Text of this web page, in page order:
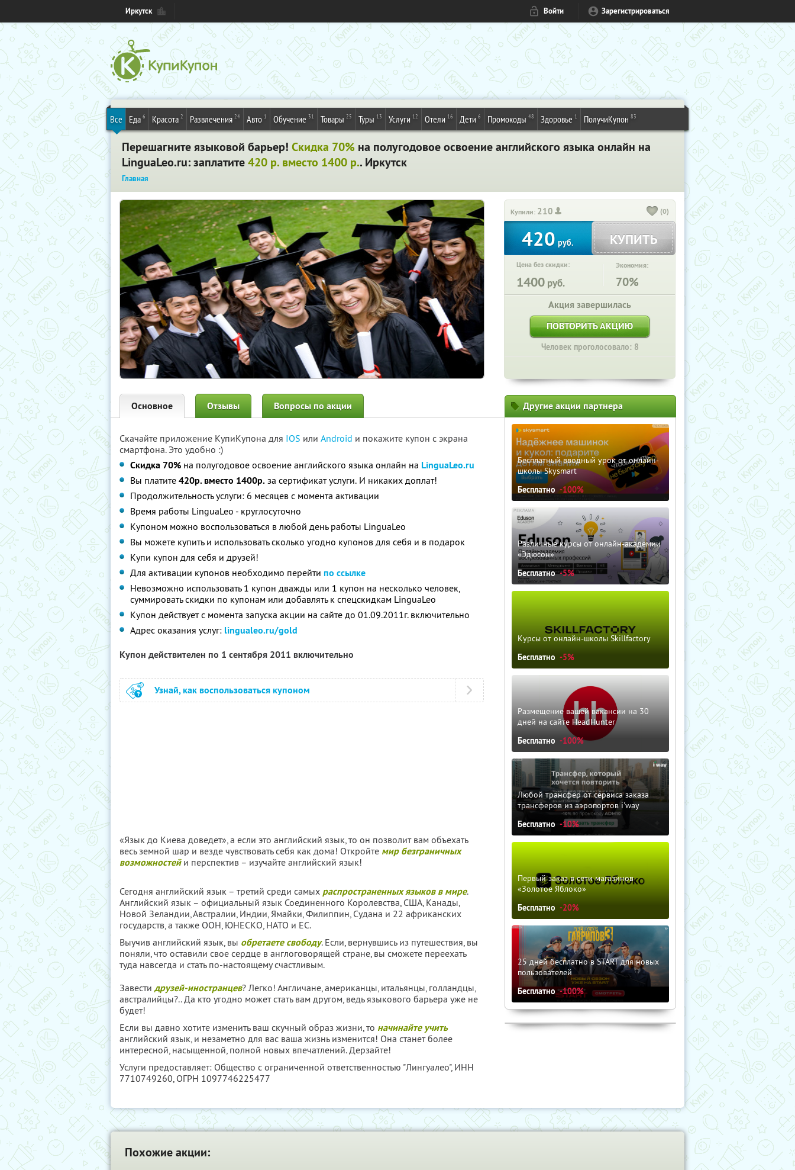
Иркутск Войти Зарегистрироваться
Все Еда 6 Красота 2 Развлечения 24 Авто 1 Обучение 31 Товары 25 Туры 13 Услуги 12 Отели 16 Дети 6 Промокоды 48 Здоровье 1 ПолучиКупон 83
Перешагните языковой барьер! Скидка 70% на полугодовое освоение английского языка онлайн на
LinguaLeo.ru: заплатите420 р. вместо 1400 р.. Иркутск
Главная
Купили: 210 (0)
420 руб. КУПИТЬ
Цена без скидки:
1400 руб.
Экономия:
70%
Акция завершилась
ПОВТОРИТЬ АКЦИЮ
Человек проголосовало: 8
Основное Отзывы Вопросы по акции
Скачайте приложение КупиКупона для IOS или Android и покажите купон с экрана
смартфона. Это удобно :)
Скидка 70% на полугодовое освоение английского языка онлайн на LinguaLeo.ru
Вы платите 420р. вместо 1400р. за сертификат услуги. И никаких доплат!
Продолжительность услуги: 6 месяцев с момента активации
Время работы LinguaLeo - круглосуточно
Купоном можно воспользоваться в любой день работы LinguaLeo
Вы можете купить и использовать сколько угодно купонов для себя и в подарок
Купи купон для себя и друзей!
Для активации купонов необходимо перейти по ссылке
Невозможно использовать 1 купон дважды или 1 купон на несколько человек,
суммировать скидки по купонам или добавлять к спецскидкам LinguaLeo
Купон действует с момента запуска акции на сайте до 01.09.2011г. включительно
Адрес оказания услуг: lingualeo.ru/gold
Купон действителен по 1 сентября 2011 включительно
Узнай, как воспользоваться купоном
«Язык до Киева доведет», а если это английский язык, то он позволит вам объехать
весь земной шар и везде чувствовать себя как дома! Откройте мир безграничных
возможностейи перспектив – изучайте английский язык!
Сегодня английский язык – третий среди самых распространенных языков в мире.
Английский язык – официальный язык Соединенного Королевства, США, Канады,
Новой Зеландии, Австралии, Индии, Ямайки, Филиппин, Судана и 22 африканских
государств, а также ООН, ЮНЕСКО, НАТО и ЕС.
Выучив английский язык, вы обретаете свободу. Если, вернувшись из путешествия, вы
поняли, что оставили свое сердце в англоговорящей стране, вы сможете переехать
туда навсегда и стать по-настоящему счастливым.
Завести друзей-иностранцев? Легко! Англичане, американцы, итальянцы, голландцы,
австралийцы?.. Да кто угодно может стать вам другом, ведь языкового барьера уже не
будет!
Если вы давно хотите изменить ваш скучный образ жизни, то начинайте учить
английский язык, и незаметно для вас ваша жизнь изменится! Она станет более
интересной, насыщенной, полной новых впечатлений. Дерзайте!
Услуги предоставляет: Общество с ограниченной ответственностью "Лингуалео", ИНН
7710749260, ОГРН 1097746225477
Другие акции партнера
Бесплатный вводный урок от онлайн-
школы Skysmart
Бесплатно -100%
Различные курсы от онлайн-академии
«Эдюсон»
Бесплатно -5%
Курсы от онлайн-школы Skillfactory
Бесплатно -5%
Размещение вашей вакансии на 30
дней на сайте HeadHunter
Бесплатно -100%
Любой трансфер от сервиса заказа
трансферов из аэропортов i'way
Бесплатно -10%
Первый заказ в сети магазинов
«Золотое Яблоко»
Бесплатно -20%
25 дней бесплатно в START для новых
пользователей
Бесплатно -100%
Похожие акции: